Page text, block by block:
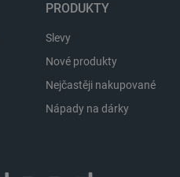
PRODUKTY
Slevy
Nové produkty
Nejčastěji nakupované
Nápady na dárky
_lb
critData
critAccountId